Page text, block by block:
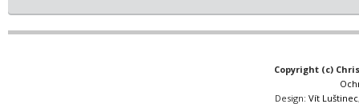
Copyright (c)
Design:Vít Luštinec